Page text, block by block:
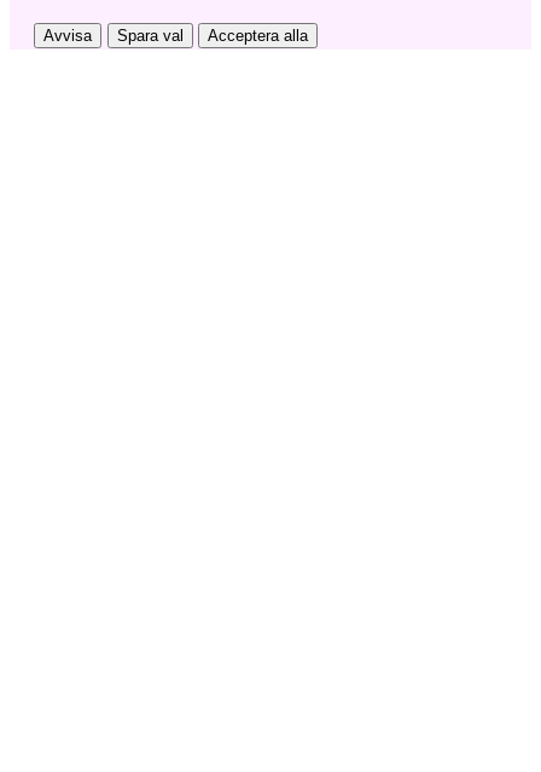
Avvisa Spara val Acceptera alla